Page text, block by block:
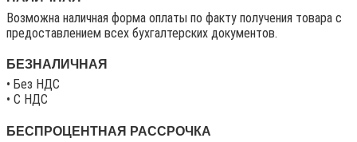
Возможна наличная форма оплаты по факту получения товара с
предоставлением всех бухгалтерских документов.
БЕЗНАЛИЧНАЯ
• Без НДС
• C НДС
БЕСПРОЦЕНТНАЯ РАССРОЧКА